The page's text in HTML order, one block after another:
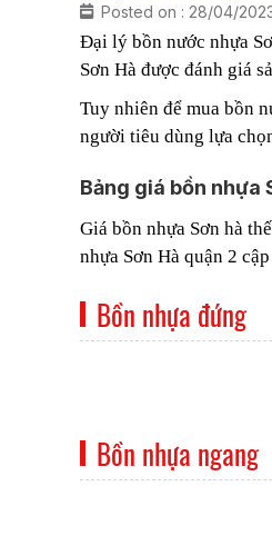
Posted on : 28/04/
Đại lý bồn nước nhựa
Sơn Hà được đánh giá
Tuy nhiên để mua bồn
người tiêu dùng lựa
Bảng giá bồn nhựa
Giá bồn nhựa Sơn hà
nhựa Sơn Hà quận 2
Bồn nhựa đứng
Bồn nhựa ngang